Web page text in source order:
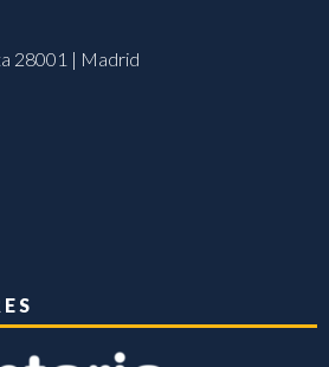
28001 | Madrid